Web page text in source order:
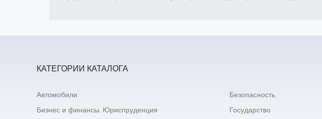
КАТЕГОРИИ КАТАЛОГА
Автомобили
Безопасность
Бизнес и финансы. Юриспруденция
Государство